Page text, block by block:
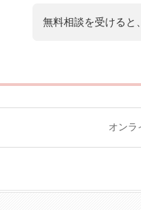
無料相談を受けると
オンラ